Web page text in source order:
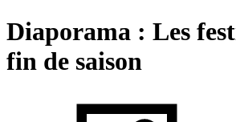
Diaporama : Les
fin de saison